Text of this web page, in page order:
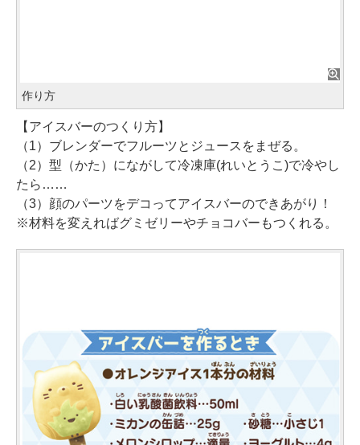
作り方
【アイスバーのつくり方】
（1）ブレンダーでフルーツとジュースをまぜる。
（2）型（かた）にながして冷凍庫(れいとうこ)で冷やし
たら……
（3）顔のパーツをデコってアイスバーのできあがり！
※材料を変えればグミゼリーやチョコバーもつくれる。